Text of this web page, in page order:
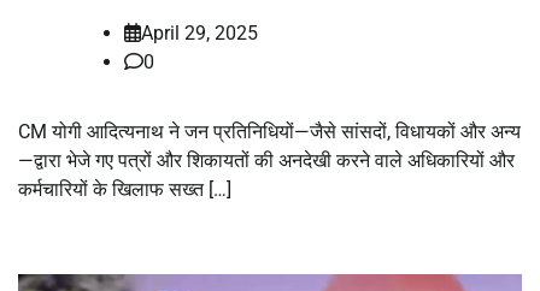
April 29, 2025
0
CM योगी आदित्यनाथ ने जन प्रतिनिधियों—जैसे सांसदों, विधायकों और अन्य
—द्वारा भेजे गए पत्रों और शिकायतों की अनदेखी करने वाले अधिकारियों और
कर्मचारियों के खिलाफ सख्त […]